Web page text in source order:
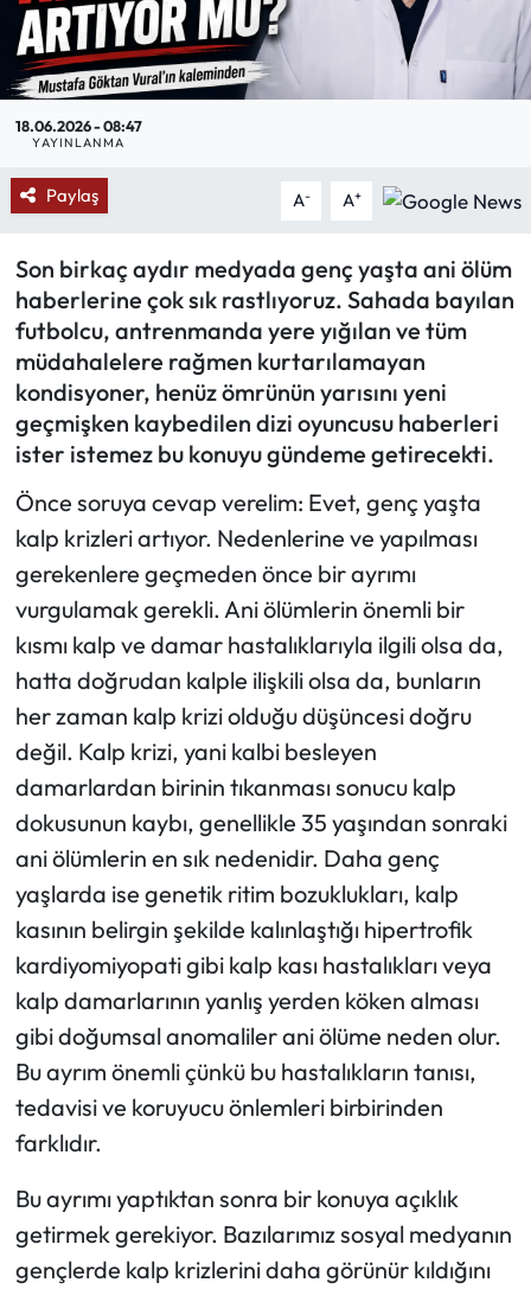
18.06.2026 - 08:47
YAYINLANMA
Paylaş A- A+
Son birkaç aydır medyada genç yaşta ani ölüm
haberlerine çok sık rastlıyoruz. Sahada bayılan
futbolcu, antrenmanda yere yığılan ve tüm
müdahalelere rağmen kurtarılamayan
kondisyoner, henüz ömrünün yarısını yeni
geçmişken kaybedilen dizi oyuncusu haberleri
ister istemez bu konuyu gündeme getirecekti.
Önce soruya cevap verelim: Evet, genç yaşta
kalp krizleri artıyor. Nedenlerine ve yapılması
gerekenlere geçmeden önce bir ayrımı
vurgulamak gerekli. Ani ölümlerin önemli bir
kısmı kalp ve damar hastalıklarıyla ilgili olsa da,
hatta doğrudan kalple ilişkili olsa da, bunların
her zaman kalp krizi olduğu düşüncesi doğru
değil. Kalp krizi, yani kalbi besleyen
damarlardan birinin tıkanması sonucu kalp
dokusunun kaybı, genellikle 35 yaşından sonraki
ani ölümlerin en sık nedenidir. Daha genç
yaşlarda ise genetik ritim bozuklukları, kalp
kasının belirgin şekilde kalınlaştığı hipertrofik
kardiyomiyopati gibi kalp kası hastalıkları veya
kalp damarlarının yanlış yerden köken alması
gibi doğumsal anomaliler ani ölüme neden olur.
Bu ayrım önemli çünkü bu hastalıkların tanısı,
tedavisi ve koruyucu önlemleri birbirinden
farklıdır.
Bu ayrımı yaptıktan sonra bir konuya açıklık
getirmek gerekiyor. Bazılarımız sosyal medyanın
gençlerde kalp krizlerini daha görünür kıldığını
Mektup Galeri
Röportaj
Karikatür Galeri
BIK
ASTROLOJİ
Spor Yazıları
Mektup Galeri
Ekonomi
Sağlık
Turizm
Teknoloji